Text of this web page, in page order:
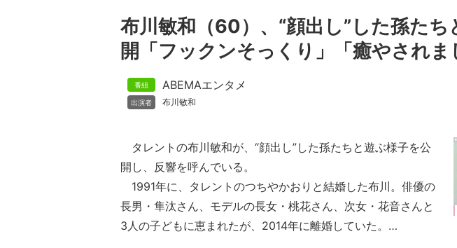
布川敏和（60）、“顔出し”した孫たち
開「フックンそっくり」「癒やされ
ABEMAエンタメ
布川敏和
タレントの布川敏和が、“顔出し”した孫たちと遊ぶ様子を公
開し、反響を呼んでいる。
1991年に、タレントのつちやかおりと結婚した布川。俳優の
長男・隼汰さん、モデルの長女・桃花さん、次女・花音さんと
3人の子どもに恵まれたが、2014年に離婚していた。